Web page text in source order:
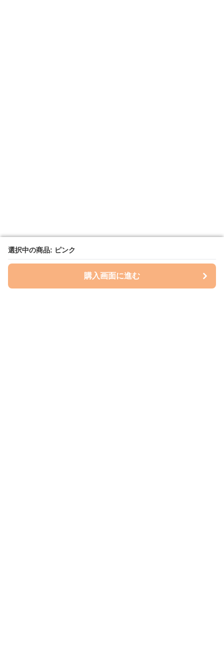
選択中の商品: ピンク
購入画面に進む
選択中の商品: ピンク
購入画面に進む